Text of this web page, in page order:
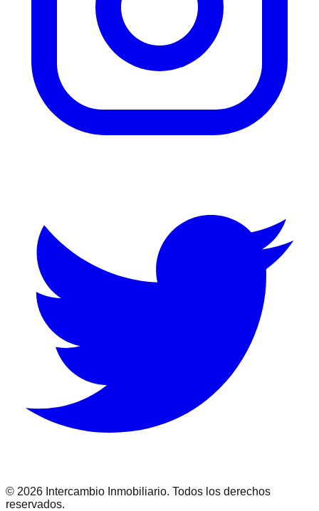
© 2026 Intercambio Inmobiliario. Todos los derechos
reservados.